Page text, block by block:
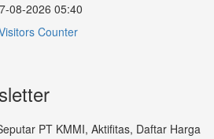
08-2026 05:40
Counter
PT KMMI, Aktifitas, Daftar Harga